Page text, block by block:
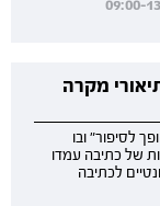
מקרה
לסיפור" ובו
של כתיבה עמדו
לכתיבה